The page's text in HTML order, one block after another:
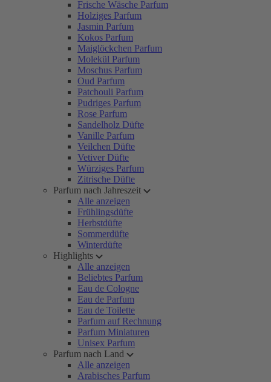
Frische Wäsche Parfum
Holziges Parfum
Jasmin Parfum
Kokos Parfum
Maiglöckchen Parfum
Molekül Parfum
Moschus Parfum
Oud Parfum
Patchouli Parfum
Pudriges Parfum
Rose Parfum
Sandelholz Düfte
Vanille Parfum
Veilchen Düfte
Vetiver Düfte
Würziges Parfum
Zitrische Düfte
Parfum nach Jahreszeit
Alle anzeigen
Frühlingsdüfte
Herbstdüfte
Sommerdüfte
Winterdüfte
Highlights
Alle anzeigen
Beliebtes Parfum
Eau de Cologne
Eau de Parfum
Eau de Toilette
Parfum auf Rechnung
Parfum Miniaturen
Unisex Parfum
Parfum nach Land
Alle anzeigen
Arabisches Parfum